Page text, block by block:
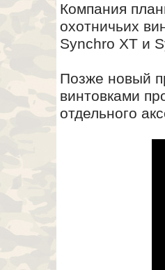
Компания
охотничьих
Synchro XT и
Позже новый
винтовками
отдельного